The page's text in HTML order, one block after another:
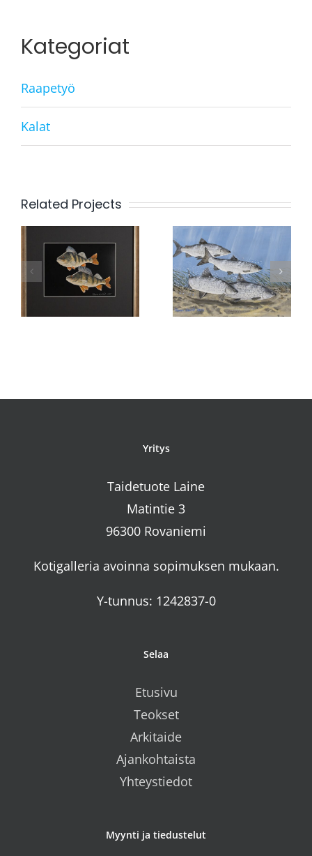
Kategoriat
Raapetyö
Kalat
Related Projects
Neljä siikaa
Purojen
Yritys
Taidetuote Laine
Matintie 3
96300 Rovaniemi
Kotigalleria avoinna sopimuksen mukaan.
Y-tunnus: 1242837-0
Selaa
Etusivu
Teokset
Arkitaide
Ajankohtaista
Yhteystiedot
Myynti ja tiedustelut